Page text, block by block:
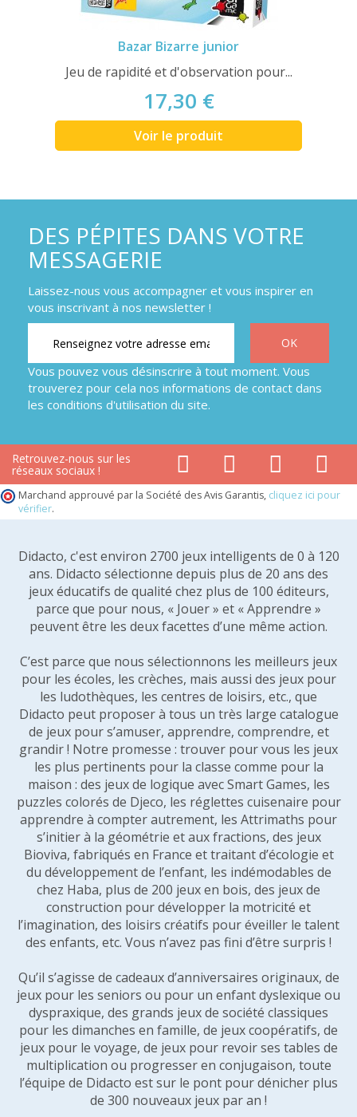
Bazar Bizarre junior
Jeu de rapidité et d'observation pour...
17,30 €
Voir le produit
DES PÉPITES DANS VOTRE
MESSAGERIE
Laissez-nous vous accompagner et vous inspirer en
vous inscrivant à nos newsletter !
Vous pouvez vous désinscrire à tout moment. Vous
trouverez pour cela nos informations de contact dans
les conditions d'utilisation du site.
Retrouvez-nous sur les
réseaux sociaux !
Marchand approuvé par la Société des Avis Garantis, cliquez ici pour
vérifier.
Didacto, c'est environ 2700 jeux intelligents de 0 à 120
ans. Didacto sélectionne depuis plus de 20 ans des
jeux éducatifs de qualité chez plus de 100 éditeurs,
parce que pour nous, « Jouer » et « Apprendre »
peuvent être les deux facettes d’une même action.
C’est parce que nous sélectionnons les meilleurs jeux
pour les écoles, les crèches, mais aussi des jeux pour
les ludothèques, les centres de loisirs, etc., que
Didacto peut proposer à tous un très large catalogue
de jeux pour s’amuser, apprendre, comprendre, et
grandir ! Notre promesse : trouver pour vous les jeux
les plus pertinents pour la classe comme pour la
maison : des jeux de logique avec Smart Games, les
puzzles colorés de Djeco, les réglettes cuisenaire pour
apprendre à compter autrement, les Attrimaths pour
s’initier à la géométrie et aux fractions, des jeux
Bioviva, fabriqués en France et traitant d’écologie et
du développement de l’enfant, les indémodables de
chez Haba, plus de 200 jeux en bois, des jeux de
construction pour développer la motricité et
l’imagination, des loisirs créatifs pour éveiller le talent
des enfants, etc. Vous n’avez pas fini d’être surpris !
Qu’il s’agisse de cadeaux d’anniversaires originaux, de
jeux pour les seniors ou pour un enfant dyslexique ou
dyspraxique, des grands jeux de société classiques
pour les dimanches en famille, de jeux coopératifs, de
jeux pour le voyage, de jeux pour revoir ses tables de
multiplication ou progresser en conjugaison, toute
l’équipe de Didacto est sur le pont pour dénicher plus
de 300 nouveaux jeux par an !